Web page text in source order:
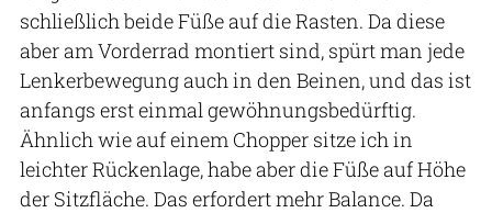
schließlich beide Füße auf die Rasten. Da diese
aber am Vorderrad montiert sind, spürt man jede
Lenkerbewegung auch in den Beinen, und das ist
anfangs erst einmal gewöhnungsbedürftig.
Ähnlich wie auf einem Chopper sitze ich in
leichter Rückenlage, habe aber die Füße auf Höhe
der Sitzfläche. Das erfordert mehr Balance. Da